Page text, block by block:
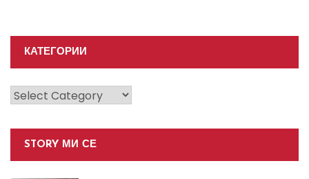
КАТЕГОРИИ
Категории
STORY МИ СЕ